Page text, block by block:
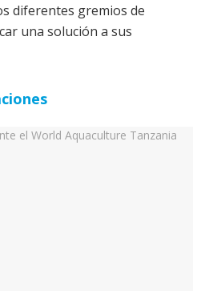
diferentes gremios de
una solución a sus